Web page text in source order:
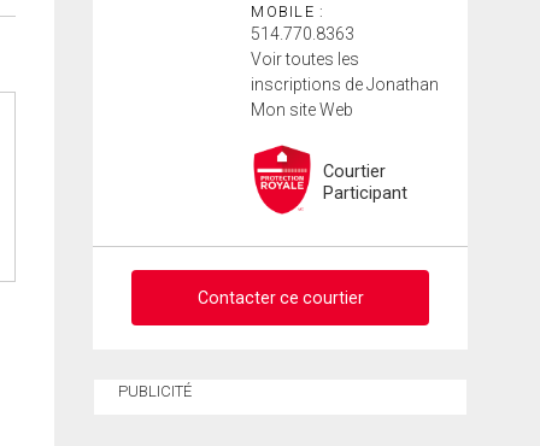
MOBILE :
514.770.8363
Voir toutes les
inscriptions de Jonathan
Mon site Web
Courtier
Participant
Contacter ce courtier
Demander des infos sur
PUBLICITÉ